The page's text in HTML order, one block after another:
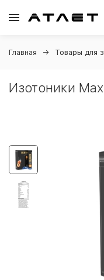
Главная Товары для
Изотоники